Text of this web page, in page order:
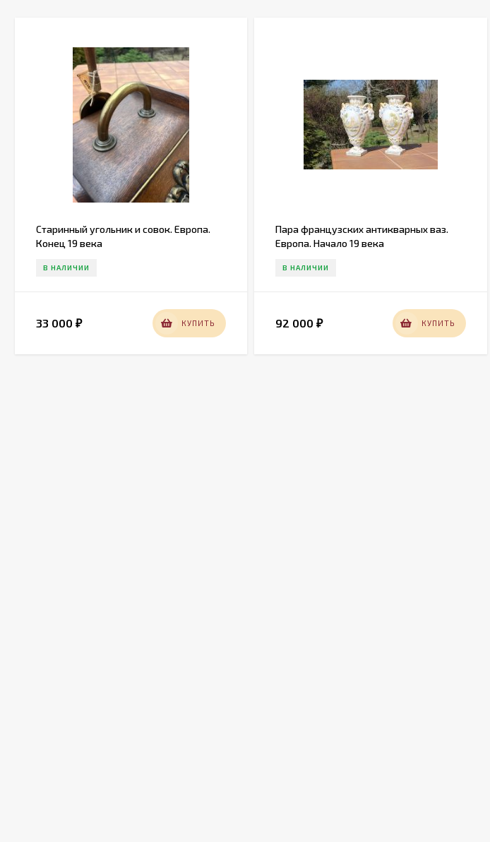
Старинный угольник и совок. Европа.
Конец 19 века
В НАЛИЧИИ
33 000 ₽ КУПИТЬ
Пара французских антикварных ваз.
Европа. Начало 19 века
В НАЛИЧИИ
92 000₽ КУПИТЬ